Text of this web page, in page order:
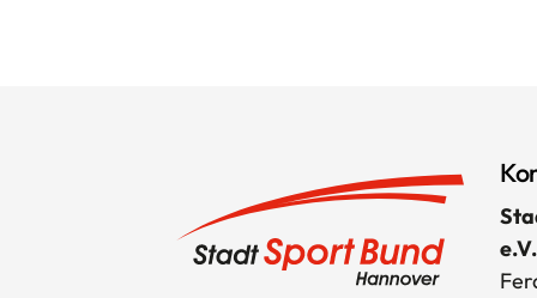
e.V.